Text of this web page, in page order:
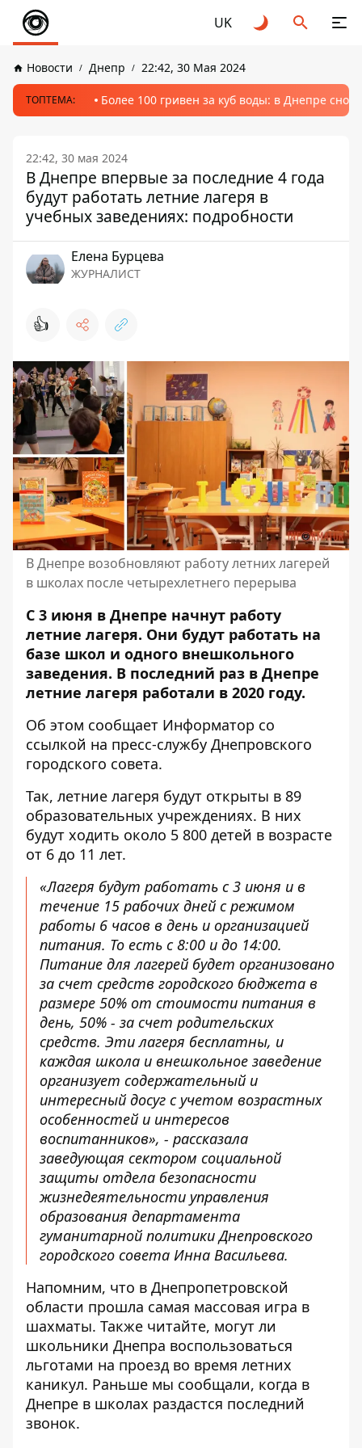
UK
Новости Днепр 22:42, 30 Мая 2024
ТОПТЕМА: Более 100 гривен за куб воды: в Днепре
22:42, 30 мая 2024
В Днепре впервые за последние 4 года
будут работать летние лагеря в
учебных заведениях: подробности
Елена Бурцева
ЖУРНАЛИСТ
👍
В Днепре возобновляют работу летних лагерей
в школах после четырехлетнего перерыва
С 3 июня в Днепре начнут работу
летние лагеря. Они будут работать на
базе школ и одного внешкольного
заведения. В последний раз в Днепре
летние лагеря работали в 2020 году.
Об этом сообщает Информатор со
ссылкой на пресс-службу Днепровского
городского совета.
Так, летние лагеря будут открыты в 89
образовательных учреждениях. В них
будут ходить около 5 800 детей в возрасте
от 6 до 11 лет.
«Лагеря будут работать с 3 июня и в
течение 15 рабочих дней с режимом
работы 6 часов в день и организацией
питания. То есть с 8:00 и до 14:00.
Питание для лагерей будет организовано
за счет средств городского бюджета в
размере 50% от стоимости питания в
день, 50% - за счет родительских
средств. Эти лагеря бесплатны, и
каждая школа и внешкольное заведение
организует содержательный и
интересный досуг с учетом возрастных
особенностей и интересов
воспитанников», - рассказала
заведующая сектором социальной
защиты отдела безопасности
жизнедеятельности управления
образования департамента
гуманитарной политики Днепровского
городского совета Инна Васильева.
Напомним, что в Днепропетровской
области прошла самая массовая игра в
шахматы. Также читайте, могут ли
школьники Днепра воспользоваться
льготами на проезд во время летних
каникул. Раньше мы сообщали, когда в
Днепре в школах раздастся последний
звонок.